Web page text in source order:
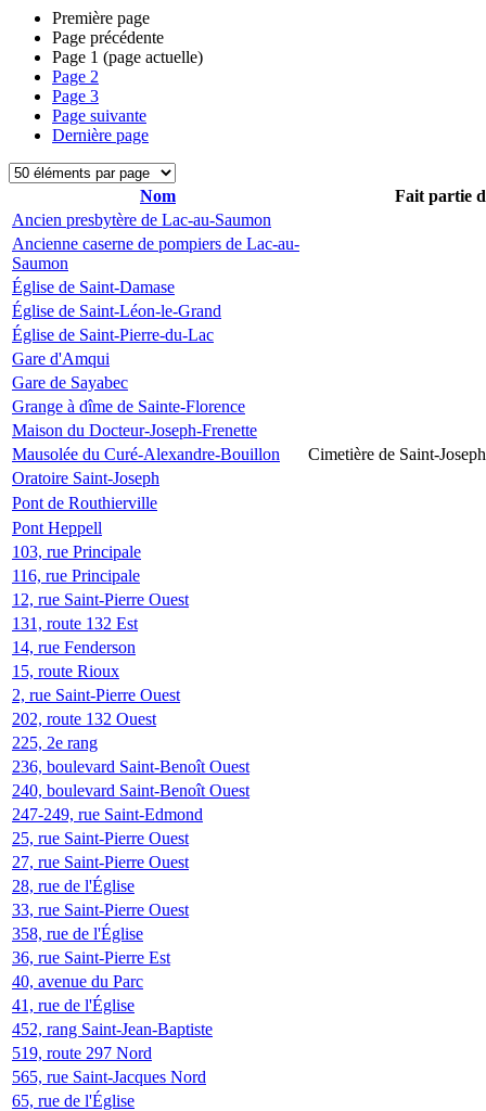
Première page
Page précédente
Page 1 (page actuelle)
Page 2
Page 3
Page suivante
Dernière page
Nom
Fait partie
Ancien presbytère de Lac-au-Saumon
Ancienne caserne de pompiers de Lac-au-
Saumon
Église de Saint-Damase
Église de Saint-Léon-le-Grand
Église de Saint-Pierre-du-Lac
Gare d'Amqui
Gare de Sayabec
Grange à dîme de Sainte-Florence
Maison du Docteur-Joseph-Frenette
Mausolée du Curé-Alexandre-Bouillon
Cimetière de Saint-Joseph
Oratoire Saint-Joseph
Pont de Routhierville
Pont Heppell
103, rue Principale
116, rue Principale
12, rue Saint-Pierre Ouest
131, route 132 Est
14, rue Fenderson
15, route Rioux
2, rue Saint-Pierre Ouest
202, route 132 Ouest
225, 2e rang
236, boulevard Saint-Benoît Ouest
240, boulevard Saint-Benoît Ouest
247-249, rue Saint-Edmond
25, rue Saint-Pierre Ouest
27, rue Saint-Pierre Ouest
28, rue de l'Église
33, rue Saint-Pierre Ouest
358, rue de l'Église
36, rue Saint-Pierre Est
40, avenue du Parc
41, rue de l'Église
452, rang Saint-Jean-Baptiste
519, route 297 Nord
565, rue Saint-Jacques Nord
65, rue de l'Église